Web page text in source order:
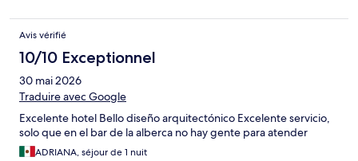
Avis vérifié
10/10 Exceptionnel
30 mai 2026
Traduire avec Google
Excelente hotel Bello diseño arquitectónico Excelente servicio,
solo que en el bar de la alberca no hay gente para atender
ADRIANA, séjour de 1 nuit